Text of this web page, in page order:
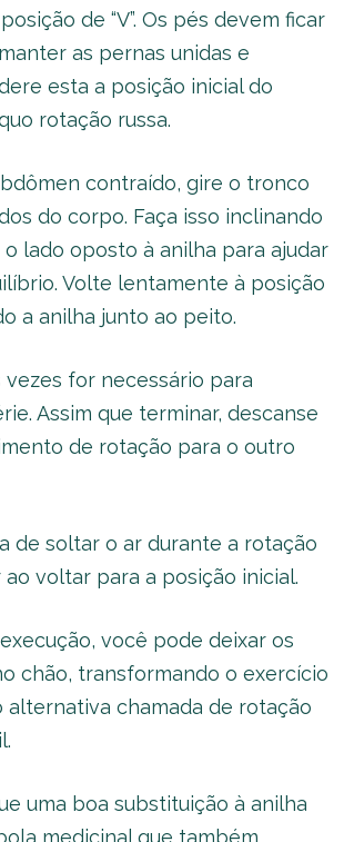
de “V”. Os pés devem ficar
as pernas unidas e
esta a posição inicial do
rotação russa.
contraído, gire o tronco
do corpo. Faça isso inclinando
lado oposto à anilha para ajudar
Volte lentamente à posição
a anilha junto ao peito.
vezes for necessário para
Assim que terminar, descanse
de rotação para o outro
de soltar o ar durante a rotação
voltar para a posição inicial.
você pode deixar os
chão, transformando o exercício
alternativa chamada de rotação
uma boa substituição à anilha
medicinal que também